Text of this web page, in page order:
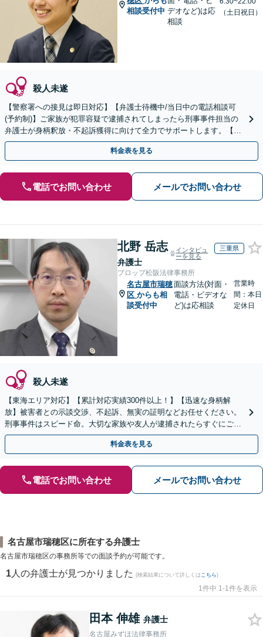
相談受付中 デオなど)は応
相談
（土日祝日）
殺人未遂
【警察署への接見は即日対応】【弁護士待機中/当日中の電話相談可
(予約制)】ご家族が犯罪容疑で逮捕されてしまったら刑事事件担当の
弁護士が身柄釈放・不起訴獲得に向けて全力でサポートします。【毎
月100名以上の相談実績】【全国対応】
料金表を見る
電話でお問い合わせ メールでお問い合わせ
北野 岳志
弁護士
インタビュ
ーを見る
三重県
プロップ松阪法律事務所
名古屋市瑞穂
区 からも相
談受付中
面談方法(対面・
電話・ビデオな
ど)は応相談
営業時
間：本日
定休日
殺人未遂
【東海エリア対応】【累計対応実績300件以上！】【迅速な身柄解
放】被害者との示談交渉、不起訴、無実の証明などお任せください。
刑事事件はスピード命。大切な家族や友人が逮捕されたらすぐにご連
絡ください【初回相談無料】【電話相談可】【休日面談可】
料金表を見る
電話でお問い合わせ メールでお問い合わせ
名古屋市瑞穂区に所在する弁護士
名古屋市瑞穂区の事務所等での面談予約が可能です。
1 人の弁護士が見つかりました (検索結果について詳しくは こちら)
1件中 1-1件を表示
田本 伸雄 弁護士
名古屋みずほ法律事務所